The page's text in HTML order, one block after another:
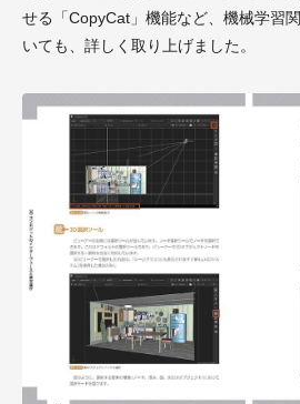
せる「CopyCat」機能など、機械学習
いても、詳しく取り上げました。